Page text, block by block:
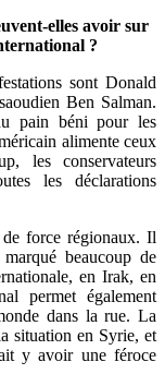
elles avoir sur
?
sont Donald
Ben Salman.
pain béni pour les
alimente ceux
les conservateurs
les déclarations
de force régionaux. Il
beaucoup de
en Irak, en
permet également
dans la rue. La
situation en Syrie, et
y avoir une féroce